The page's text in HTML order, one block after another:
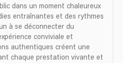
dans un moment chaleureux
entraînantes et des rythmes
à se déconnecter du
conviviale et
authentiques créent une
chaque prestation vivante et